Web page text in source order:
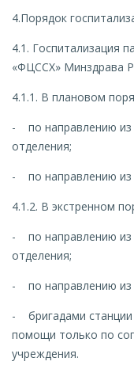
4.Порядок
4.1. Госпитализация
«ФЦССХ» Минздрава
4.1.1. В плановом
- по направлению из
отделения;
- по направлению из
4.1.2. В экстренном
- по направлению из
отделения;
- по направлению из
- бригадами станции
помощи только по
учреждения.